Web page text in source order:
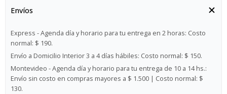
Envíos
Express - Agenda día y horario para tu entrega en 2 horas: Costo
normal: $ 190.
Envío a Domicilio Interior 3 a 4 días hábiles: Costo normal: $ 150.
Montevideo - Agenda día y horario para tu entrega de 10 a 14 hs.:
Envío sin costo en compras mayores a $ 1.500 | Costo normal: $
130.